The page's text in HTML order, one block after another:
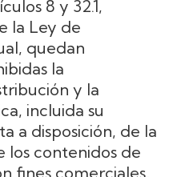
8 y 32.1,
la Ley de
quedan
la
y la
incluida su
a disposición, de la
los contenidos de
fines comerciales,